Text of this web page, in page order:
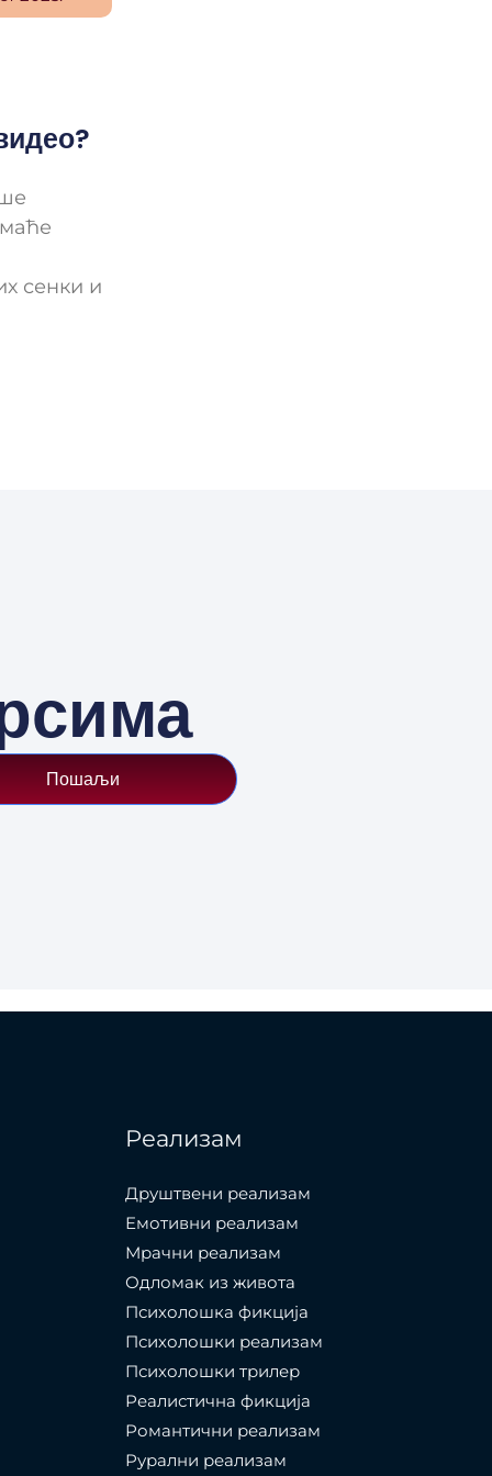
сенки и
Пошаљи
Реализам
Друштвени реализам
Емотивни реализам
Мрачни реализам
Одломак из живота
Психолошкa фикција
Психолошки реализам
Психолошки трилер
Реалистична фикција
Романтични реализам
Рурални реализам